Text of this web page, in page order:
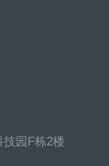
园F栋2楼